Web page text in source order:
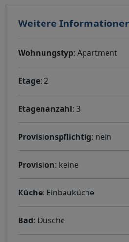
Weitere
Wohnungstyp: Apartment
Etage: 2
Etagenanzahl: 3
Provisionspflichtig: nein
Provision: keine
Küche: Einbauküche
Bad: Dusche